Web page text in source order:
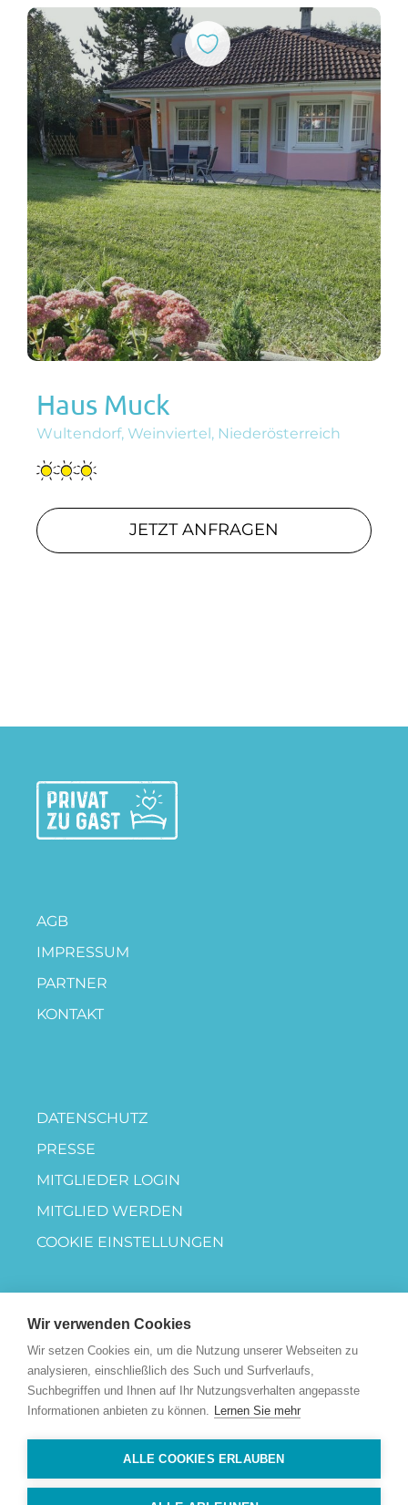
Haus Muck
Wultendorf, Weinviertel, Niederösterreich
JETZT ANFRAGEN
AGB
IMPRESSUM
PARTNER
KONTAKT
DATENSCHUTZ
PRESSE
MITGLIEDER LOGIN
MITGLIED WERDEN
COOKIE EINSTELLUNGEN
Wir verwenden Cookies
Wir setzen Cookies ein, um die Nutzung unserer Webseiten zu
analysieren, einschließlich des Such und Surfverlaufs,
Suchbegriffen und Ihnen auf Ihr Nutzungsverhalten angepasste
Informationen anbieten zu können. Lernen Sie mehr
ALLE COOKIES ERLAUBEN